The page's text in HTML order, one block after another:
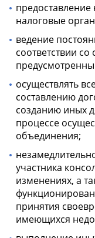
налоговые
ведение
соответствии
осуществлять
составлению
созданию иных
процессе
объединения;
участника
изменениях, а
принятия
имеющихся